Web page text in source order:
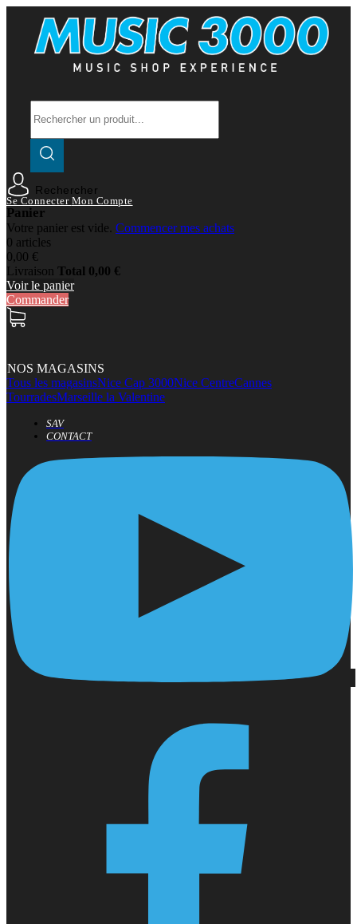
Rechercher
Se Connecter Mon Compte
Panier
Votre panier est vide. Commencer mes achats
0 articles
0,00 €
Livraison Total 0,00 €
Voir le panier
Commander
NOS MAGASINS
Tous les magasinsNice Cap 3000Nice CentreCannes
TourradesMarseille la Valentine
SAV
CONTACT